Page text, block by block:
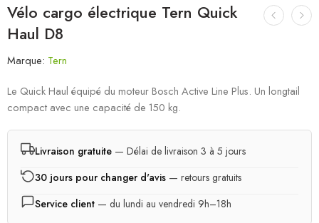
Vélo cargo électrique Tern Quick
Haul D8
Marque: Tern
Le Quick Haul équipé du moteur Bosch Active Line Plus. Un longtail
compact avec une capacité de 150 kg.
Livraison gratuite — Délai de livraison 3 à 5 jours
30 jours pour changer d'avis — retours gratuits
Service client — du lundi au vendredi 9h–18h